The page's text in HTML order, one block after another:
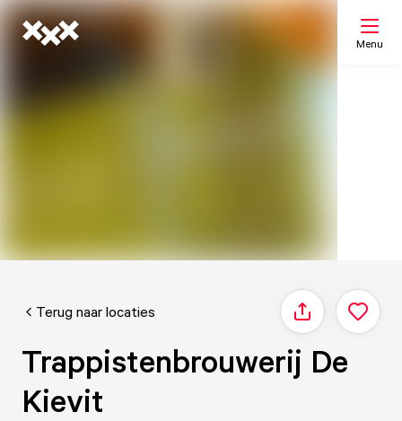
Menu
Terug naar locaties Delen
Trappistenbrouwerij De
Kievit